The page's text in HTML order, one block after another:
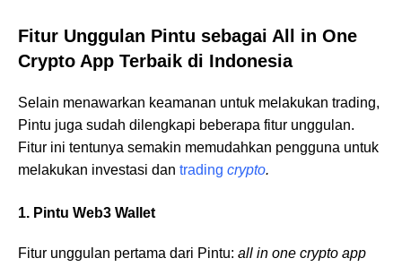
Fitur Unggulan Pintu sebagai All in One
Crypto App Terbaik di Indonesia
Selain menawarkan keamanan untuk melakukan trading,
Pintu juga sudah dilengkapi beberapa fitur unggulan.
Fitur ini tentunya semakin memudahkan pengguna untuk
melakukan investasi dan trading crypto.
1. Pintu Web3 Wallet
Fitur unggulan pertama dari Pintu: all in one crypto app